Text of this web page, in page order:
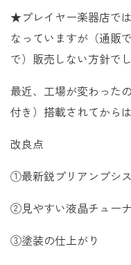
★プレイヤー楽器店で
なっていますが（通販
で）販売しない方針で
最近、工場が変わった
付き）搭載されてから
改良点
①最新鋭プリアンプシ
②見やすい液晶チュー
③塗装の仕上がり